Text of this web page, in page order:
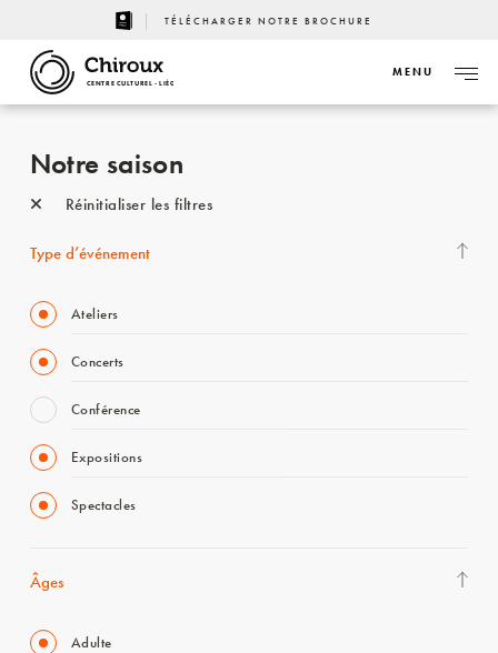
TÉLÉCHARGER NOTRE BROCHURE
CENTRE CULTUREL - LIÈGE
MENU
Notre saison
Réinitialiser les filtres
Type d’événement
Ateliers
Concerts
Conférence
Expositions
Spectacles
Âges
Adulte